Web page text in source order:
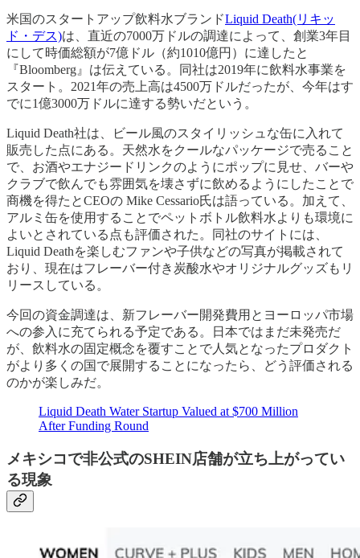
米国のスタートアップ飲料水ブランドLiquid Death(リキッ
ド・デス)は、直近の7000万ドルの調達によって、創業3年目
にして時価総額が7億ドル（約1010億円）に達したと
『Bloomberg』は伝えている。同社は2019年に飲料水事業を
スタート。2021年の売上高は4500万ドルだったが、今年はす
でに1億3000万ドルに達する勢いだという。
Liquid Death社は、ビール風のスタイリッシュな缶に入れて
販売した点にある。天然水をクールなパッケージで売ること
で、お酒やエナジードリンクのようにポップに見せ、バーや
クラブで飲んでも雰囲気を壊さずに飲めるようにしたことで
商機を得たとCEOの Mike Cessario氏は語っている。加えて、
アルミ缶を使用することでペットボトル飲料水よりも環境に
よいとされている点も評価された。同社のサイトには、
Liquid Deathを楽しむファンや子供などの写真が掲載されて
おり、現在はフレーバー付き炭酸水やオリジナルグッズもリ
リースしている。
今回の資金調達は、新フレーバー開発費用とヨーロッパ市場
への参入に充てられる予定である。日本ではまだ未発売だ
が、飲料水の固定概念を覆すことで人気となったプロダクト
がより多くの国で展開することになったら、どう評価される
のかが楽しみだ。
Liquid Death Water Startup Valued at $700 Million
After Funding Round
メキシコで非公式のSHEIN店舗が立ち上がってい
る現象